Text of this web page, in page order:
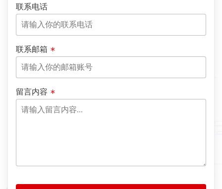
联系电话
联系邮箱
留言内容